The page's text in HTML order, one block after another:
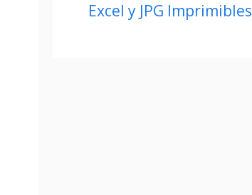
Excel y JPG Imprimibles